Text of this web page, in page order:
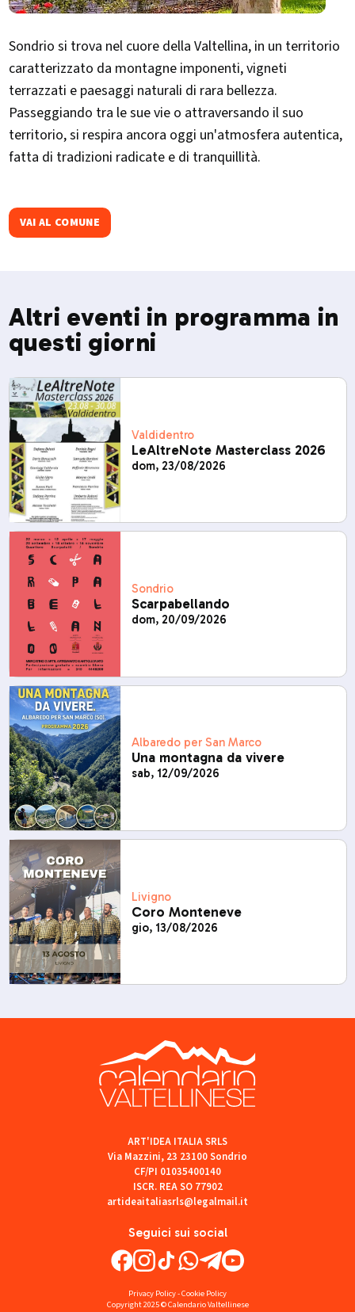
Sondrio si trova nel cuore della Valtellina, in un territorio
caratterizzato da montagne imponenti, vigneti
terrazzati e paesaggi naturali di rara bellezza.
Passeggiando tra le sue vie o attraversando il suo
territorio, si respira ancora oggi un'atmosfera autentica,
fatta di tradizioni radicate e di tranquillità.
VAI AL COMUNE
Altri eventi in programma in
questi giorni
Valdidentro
LeAltreNote Masterclass 2026
dom, 23/08/2026
Sondrio
Scarpabellando
dom, 20/09/2026
Albaredo per San Marco
Una montagna da vivere
sab, 12/09/2026
Livigno
Coro Monteneve
gio, 13/08/2026
Seguici sui social
ART'IDEA ITALIA SRLS
Via Mazzini, 23 23100 Sondrio
CF/PI 01035400140
ISCR. REA SO 77902
artideaitaliasrls@legalmail.it
Privacy Policy-Cookie Policy
Copyright 2025 © Calendario Valtellinese